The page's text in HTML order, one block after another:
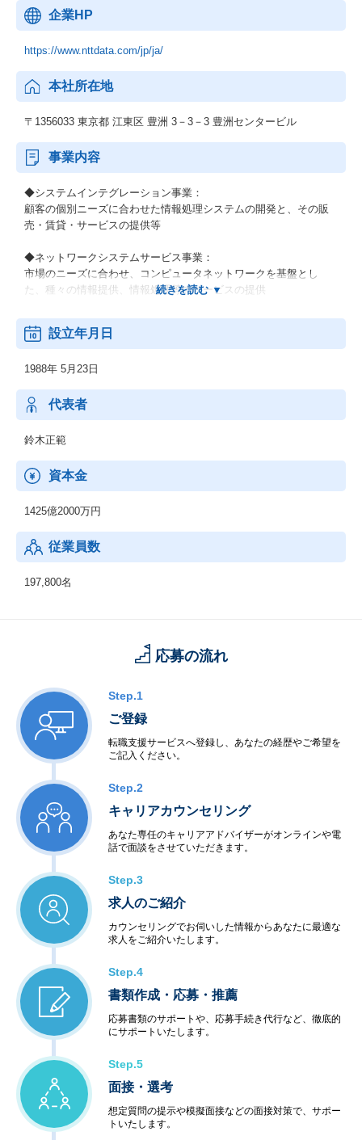
企業HP
https://www.nttdata.com/jp/ja/
本社所在地
〒1356033 東京都 江東区 豊洲 3－3－3 豊洲センタービル
事業内容
◆システムインテグレーション事業：
顧客の個別ニーズに合わせた情報処理システムの開発と、その販
売・賃貸・サービスの提供等
◆ネットワークシステムサービス事業：
市場のニーズに合わせ、コンピュータネットワークを基盤とし
た、種々の情報提供、情報処理等のサービスの提供
◆その他の事業：
顧客の経営上の問題点に係わる調査・分析、情報処理システムの
設立年月日
1988年 5月23日
代表者
鈴木正範
資本金
1425億2000万円
従業員数
197,800名
応募の流れ
Step.1
ご登録
転職支援サービスへ登録し、あなたの経歴やご希望を
ご記入ください。
Step.2
キャリアカウンセリング
あなた専任のキャリアアドバイザーがオンラインや電
話で面談をさせていただきます。
Step.3
求人のご紹介
カウンセリングでお伺いした情報からあなたに最適な
求人をご紹介いたします。
Step.4
書類作成・応募・推薦
応募書類のサポートや、応募手続き代行など、徹底的
にサポートいたします。
Step.5
面接・選考
想定質問の提示や模擬面接などの面接対策で、サポー
トいたします。